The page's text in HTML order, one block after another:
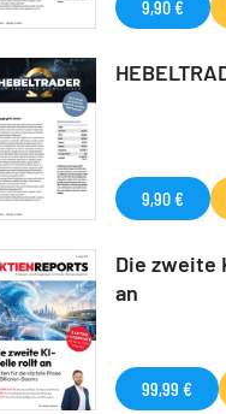
9,90 €
9,90 €
Die zweite
an
99,99 €